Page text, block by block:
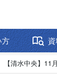
方
【清水中央】11